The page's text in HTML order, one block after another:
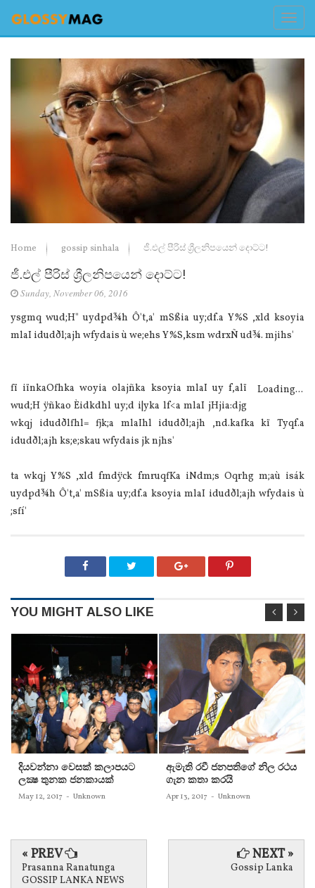
Home gossip sinhala ජී.එල් පීරිස් ශ්‍රීලනිපයෙන් දොට්ට!
ජී.එල් පීරිස් ශ්‍රීලනිපයෙන් දොට්ට!
Sunday, November 06, 2016
ysgmq wud;H" uydpd¾h Ô't,a' mSßia uy;df.a Y%S ,xld ksoyia
mlaI idudðl;ajh wfydais ù we;ehs Y%S,ksm wdrxÑ ud¾. mjihs'
Loading...
fï iïnkaOfhka woyia olajñka ksoyia mlaI uy f,alï
wud;H ÿñkao Èidkdhl uy;d i|yka lf<a mlaI jHjia:djg
wkqj idudðlfhl= fjk;a mlaIhl idudðl;ajh ,nd.kafka kï Tyqf.a
idudðl;ajh ks;e;skau wfydais jk njhs'
ta wkqj Y%S ,xld fmdÿck fmruqfKa iNdm;s Oqrhg m;aù isák
uydpd¾h Ô't,a' mSßia uy;df.a ksoyia mlaI idudðl;ajh wfydais ù
;sfí'
YOU MIGHT ALSO LIKE
දියවන්නා වෙසක් කලාපයට
ලක්‍ෂ තුනක ජනකායක්
May 12, 2017 - Unknown
ඇමැති රවී ජනපතිගේ නිල රථය
ගැන කතා කරයි
Apr 13, 2017 - Unknown
« PREV
Prasanna Ranatunga
GOSSIP LANKA NEWS
NEXT »
Gossip Lanka